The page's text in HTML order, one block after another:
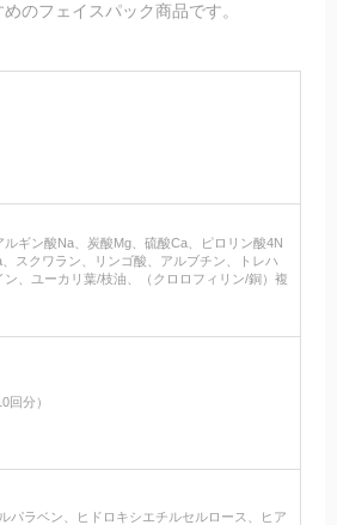
のフェイスパック商品です。
ルギン酸Na、炭酸Mg、硫酸Ca、ピロリン酸4N
スクワラン、リンゴ酸、アルブチン、トレハ
ン、ユーカリ葉/枝油、（クロロフィリン/銅）複
回分）
パラベン、ヒドロキシエチルセルロース、ヒア